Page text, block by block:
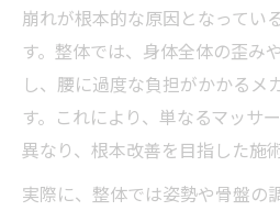
整体で姿勢と腰の鈍
要性
腰の鈍痛が悪化する
法
整体が提案する正し
イント
崩れが根本的な原因となってい
す。整体では、身体全体の歪み
し、腰に過度な負担がかかるメ
す。これにより、単なるマッサ
異なり、根本改善を目指した施
実際に、整体では姿勢や骨盤の